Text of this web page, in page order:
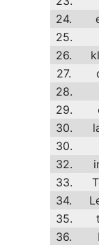
24.
25.
26.
27.
28.
29.
30.
30.
32.
33.
34.
35.
36.